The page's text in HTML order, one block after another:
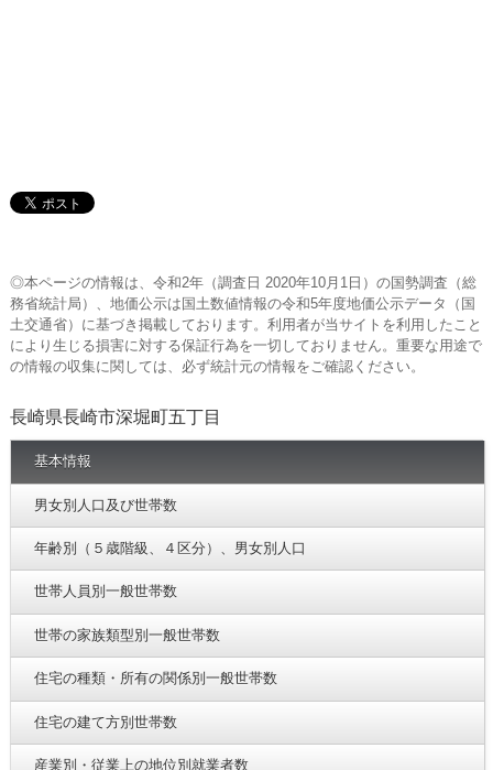
◎本ページの情報は、令和2年（調査日 2020年10月1日）の国勢調査（総
務省統計局）、地価公示は国土数値情報の令和5年度地価公示データ（国
土交通省）に基づき掲載しております。利用者が当サイトを利用したこと
により生じる損害に対する保証行為を一切しておりません。重要な用途で
の情報の収集に関しては、必ず統計元の情報をご確認ください。
長崎県長崎市深堀町五丁目
基本情報
男女別人口及び世帯数
年齢別（５歳階級、４区分）、男女別人口
世帯人員別一般世帯数
世帯の家族類型別一般世帯数
住宅の種類・所有の関係別一般世帯数
住宅の建て方別世帯数
産業別・従業上の地位別就業者数